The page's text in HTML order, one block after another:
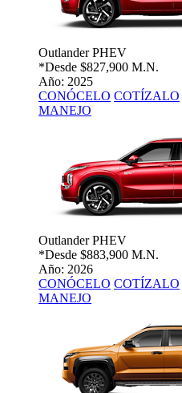
Outlander PHEV
*Desde $827,900 M.N.
Año: 2025
CONÓCELO COTÍZALO
MANEJO
Outlander PHEV
*Desde $883,900 M.N.
Año: 2026
CONÓCELO COTÍZALO
MANEJO